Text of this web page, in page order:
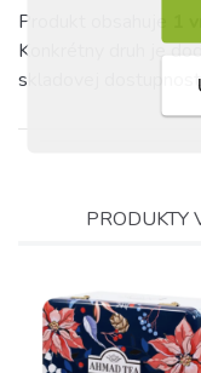
Produkt obsahuje
1
Konkrétny druh je
skladovej
PRODUKTY